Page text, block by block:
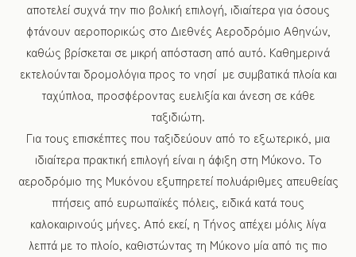
αποτελεί συχνά την πιο βολική επιλογή, ιδιαίτερα για όσους
φτάνουν αεροπορικώς στο Διεθνές Αεροδρόμιο Αθηνών,
καθώς βρίσκεται σε μικρή απόσταση από αυτό. Καθημερινά
εκτελούνται δρομολόγια προς το νησί με συμβατικά πλοία και
ταχύπλοα, προσφέροντας ευελιξία και άνεση σε κάθε
ταξιδιώτη.
Για τους επισκέπτες που ταξιδεύουν από το εξωτερικό, μια
ιδιαίτερα πρακτική επιλογή είναι η άφιξη στη Μύκονο. Το
αεροδρόμιο της Μυκόνου εξυπηρετεί πολυάριθμες απευθείας
πτήσεις από ευρωπαϊκές πόλεις, ειδικά κατά τους
καλοκαιρινούς μήνες. Από εκεί, η Τήνος απέχει μόλις λίγα
λεπτά με το πλοίο, καθιστώντας τη Μύκονο μία από τις πιο